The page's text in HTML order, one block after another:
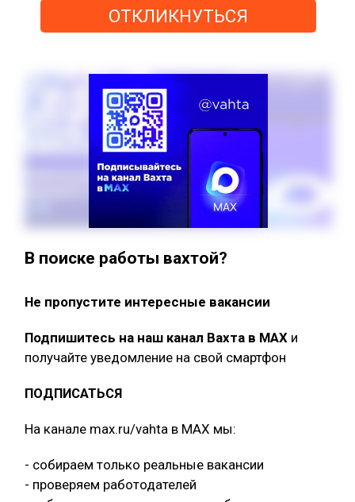
ОТКЛИКНУТЬСЯ
В поиске работы вахтой?
Не пропустите интересные вакансии
Подпишитесь на наш канал Вахта в МАХ и
получайте уведомление на свой смартфон
ПОДПИСАТЬСЯ
На канале max.ru/vahta в MAX мы:
- собираем только реальные вакансии
- проверяем работодателей